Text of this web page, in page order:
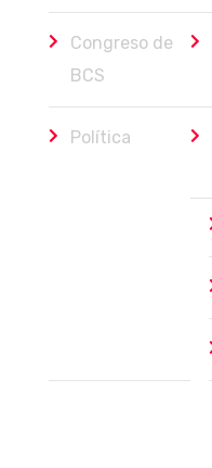
Congreso de
BCS
Política